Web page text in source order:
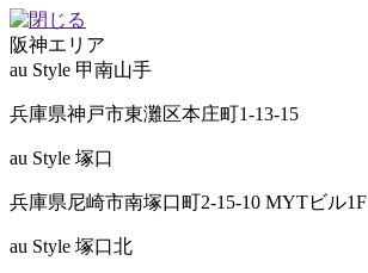
阪神エリア
au Style 甲南山手
兵庫県神戸市東灘区本庄町1-13-15
au Style 塚口
兵庫県尼崎市南塚口町2-15-10 MYTビル1F
au Style 塚口北